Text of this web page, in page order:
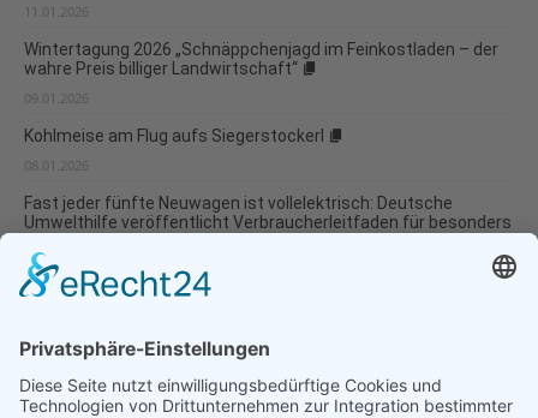
11.01.2026
Wintertagung 2026 „Schnäppchenjagd im Feinkostladen – der
wahre Preis billiger Landwirtschaft“
09.01.2026
Kohlmeise am Flug aufs Siegerstockerl
08.01.2026
Fast jeder fünfte Neuwagen ist vollelektrisch: Deutsche
Umwelthilfe veröffentlicht Verbraucherleitfaden für besonders
07.01.2026